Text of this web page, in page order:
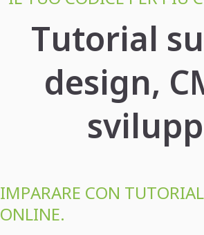
Tutorial
design,
IMPARARE CON
ONLINE.